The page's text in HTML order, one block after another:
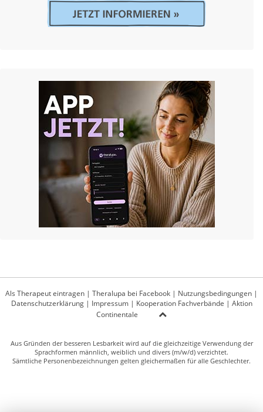
Als Therapeut eintragen | Theralupa bei Facebook | Nutzungsbedingungen |
Datenschutzerklärung| Impressum| Kooperation Fachverbände | Aktion
Continentale
Aus Gründen der besseren Lesbarkeit wird auf die gleichzeitige Verwendung der
Sprachformen männlich, weiblich und divers (m/w/d) verzichtet.
Sämtliche Personenbezeichnungen gelten gleichermaßen für alle Geschlechter.